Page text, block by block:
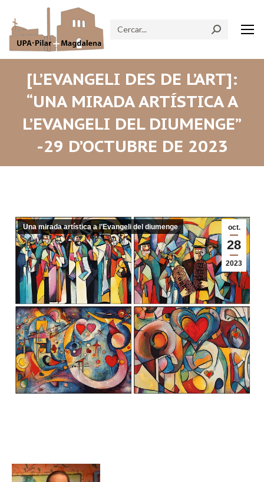
Search:
[L’EVANGELI DES DE L’ART]:
“UNA MIRADA ARTÍSTICA A
L’EVANGELI DEL DIUMENGE”
-29 D’OCTUBRE DE 2023
oct.
28
2023
Una mirada artística a l’Evangeli del diumenge